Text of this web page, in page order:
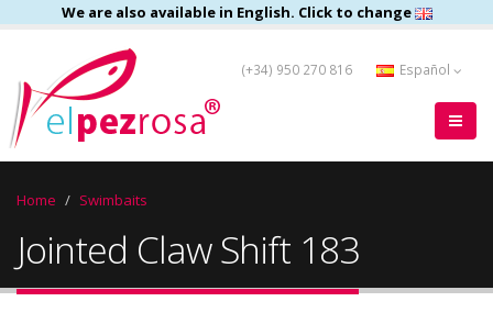
We are also available in English. Click to change
(+34) 950 270 816 Español
Home Swimbaits
Jointed Claw Shift 183